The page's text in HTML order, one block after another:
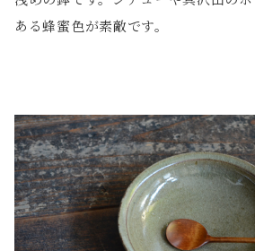
ある蜂蜜色が素敵です。